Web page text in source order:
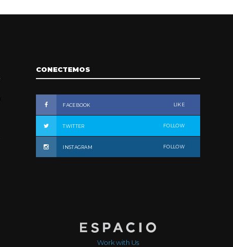
CONECTEMOS
FACEBOOK LIKE
TWITTER FOLLOW
INSTAGRAM FOLLOW
Work with Us